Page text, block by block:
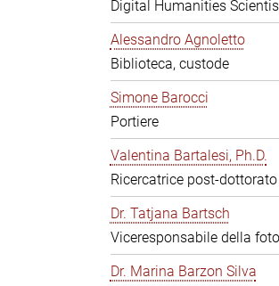
Digital Humanities
Alessandro Agnoletto
Biblioteca, custode
Simone Barocci
Portiere
Valentina Bartalesi, Ph.D.
Ricercatrice post-dottorato
Dr. Tatjana Bartsch
Viceresponsabile della
Dr. Marina Barzon Silva